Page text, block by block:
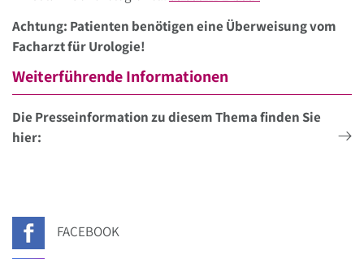
Achtung: Patienten benötigen eine Überweisung vom
Facharzt für Urologie!
Weiterführende Informationen
Die Presseinformation zu diesem Thema finden Sie
hier:
FACEBOOK